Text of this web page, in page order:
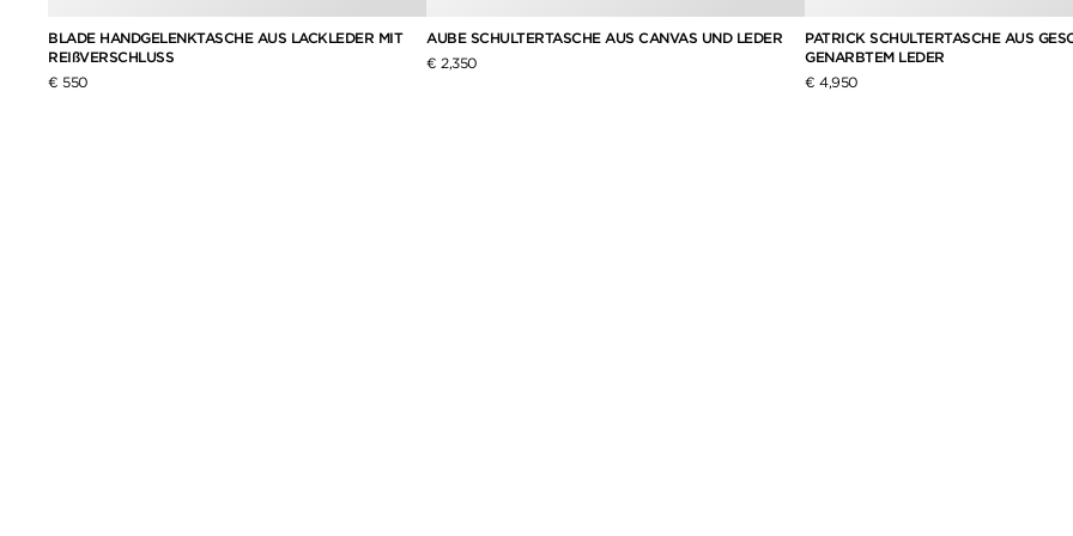
BLADE HANDGELENKTASCHE AUS LACKLEDER MIT
REIßVERSCHLUSS
€ 550
AUBE SCHULTERTASCHE AUS CANVAS UND LEDER
€ 2,350
PATRICK SCHULTERTASCHE AUS
GENARBTEM LEDER
€ 4,950